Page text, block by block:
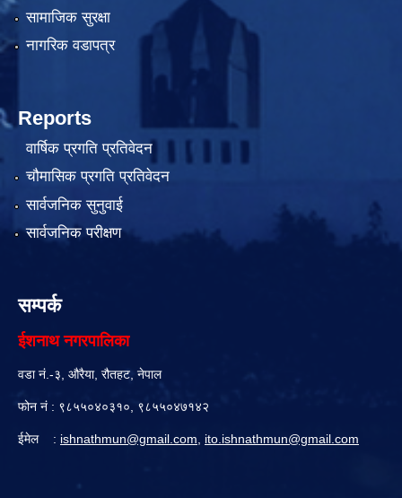
सामाजिक सुरक्षा
नागरिक वडापत्र
Reports
वार्षिक प्रगति प्रतिवेदन
चौमासिक प्रगति प्रतिवेदन
सार्वजनिक सुनुवाई
सार्वजनिक परीक्षण
सम्पर्क
ईशनाथ नगरपालिका
वडा नं.-३, औरैया, रौतहट, नेपाल
फोन नं : ९८५५०४०३१०, ९८५५०४७१४२
ईमेल : ishnathmun@gmail.com ito.ishnathmun@gmail.com